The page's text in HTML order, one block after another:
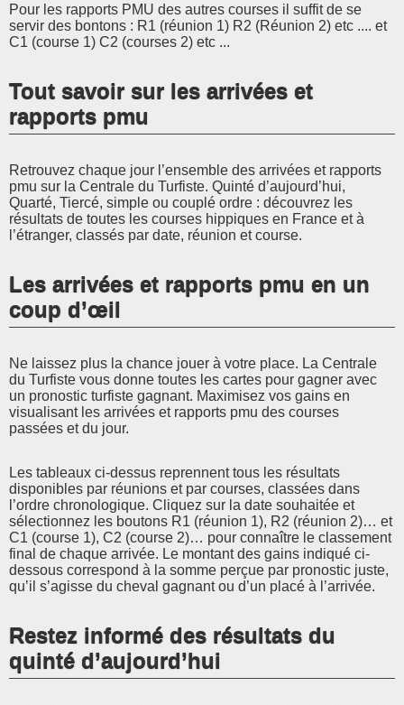
Pour les rapports PMU des autres courses il suffit de se
servir des bontons : R1 (réunion 1) R2 (Réunion 2) etc .... et
C1 (course 1) C2 (courses 2) etc ...
Tout savoir sur les arrivées et
rapports pmu
Retrouvez chaque jour l’ensemble des arrivées et rapports
pmu sur la Centrale du Turfiste. Quinté d’aujourd’hui,
Quarté, Tiercé, simple ou couplé ordre : découvrez les
résultats de toutes les courses hippiques en France et à
l’étranger, classés par date, réunion et course.
Les arrivées et rapports pmu en un
coup d’œil
Ne laissez plus la chance jouer à votre place. La Centrale
du Turfiste vous donne toutes les cartes pour gagner avec
un pronostic turfiste gagnant. Maximisez vos gains en
visualisant les arrivées et rapports pmu des courses
passées et du jour.
Les tableaux ci-dessus reprennent tous les résultats
disponibles par réunions et par courses, classées dans
l’ordre chronologique. Cliquez sur la date souhaitée et
sélectionnez les boutons R1 (réunion 1), R2 (réunion 2)… et
C1 (course 1), C2 (course 2)… pour connaître le classement
final de chaque arrivée. Le montant des gains indiqué ci-
dessous correspond à la somme perçue par pronostic juste,
qu’il s’agisse du cheval gagnant ou d’un placé à l’arrivée.
Restez informé des résultats du
quinté d’aujourd’hui